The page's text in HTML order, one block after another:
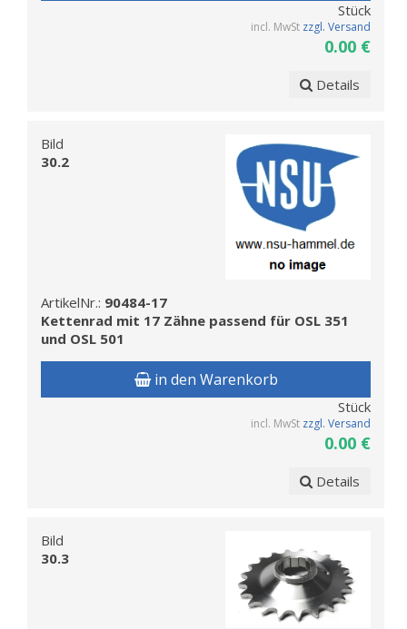
Stück
incl. MwSt zzgl. Versand
0.00 €
Details
Bild
30.2
ArtikelNr.: 90484-17
Kettenrad mit 17 Zähne passend für OSL 351
und OSL 501
in den Warenkorb
Stück
incl. MwSt zzgl. Versand
0.00 €
Details
Bild
30.3